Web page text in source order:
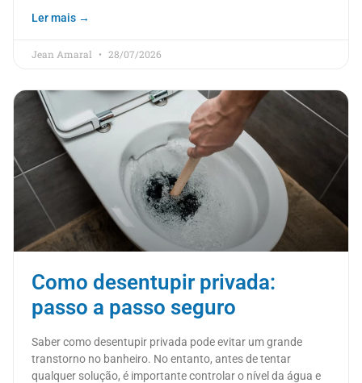
Ler mais →
Jean Amaral 28/07/2026
Como desentupir privada:
passo a passo seguro
Saber como desentupir privada pode evitar um grande
transtorno no banheiro. No entanto, antes de tentar
qualquer solução, é importante controlar o nível da água e